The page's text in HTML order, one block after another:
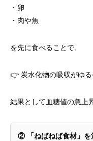
・卵
・肉や魚
を先に食べることで、
👉 炭水化物の吸収がゆ
結果として血糖値の急上
② 「ねばねば食材」